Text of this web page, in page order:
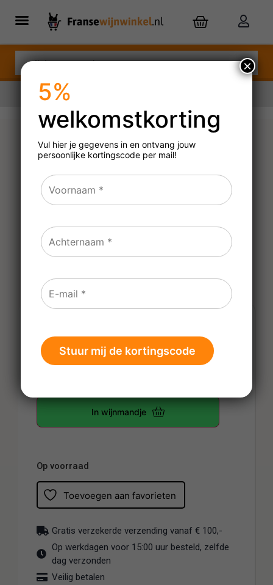
Domaine Castelnau
Viognier l’Ile
2022
€7,25
Prijs per fles
In wijnmandje
Op voorraad
Toevoegen aan favorieten
Gratis verzekerde verzending vanaf € 100,-
Op werkdagen voor 15:00 uur besteld, zelfde
dag verzonden
Veilig betalen
5%
welkomstkorting
Vul hier je gegevens in en ontvang jouw
persoonlijke kortingscode per mail!
×